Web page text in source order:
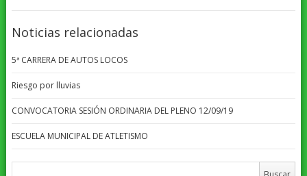
Noticias relacionadas
5ª CARRERA DE AUTOS LOCOS
Riesgo por lluvias
CONVOCATORIA SESIÓN ORDINARIA DEL PLENO 12/09/19
ESCUELA MUNICIPAL DE ATLETISMO